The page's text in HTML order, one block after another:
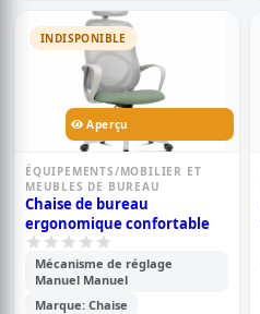
INDISPONIBLE
Aperçu
ÉQUIPEMENTS/MOBILIER ET
MEUBLES DE BUREAU
Chaise de bureau
ergonomique confortable
Mécanisme de réglage
Manuel Manuel
Marque: Chaise